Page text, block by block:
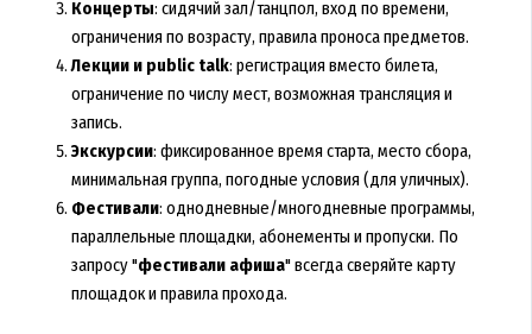
Концерты: сидячий зал/танцпол, вход по времени,
ограничения по возрасту, правила проносa предметов.
Лекции и public talk: регистрация вместо билета,
ограничение по числу мест, возможная трансляция и
запись.
Экскурсии: фиксированное время старта, место сбора,
минимальная группа, погодные условия (для уличных).
Фестивали: однодневные/многодневные программы,
параллельные площадки, абонементы и пропуски. По
запросу "фестивали афиша" всегда сверяйте карту
площадок и правила прохода.